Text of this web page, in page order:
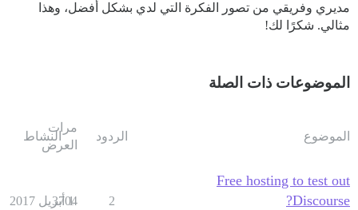
مديري وفريقي من تصور الفكرة التي لدي بشكل أفضل، وهذا
مثالي. شكرًا لك!
الموضوعات ذات الصلة
الموضوع الردود
مرات
العرض
النشاط
Free hosting to test out
Discourse?
2
3704
1 أبريل 2017